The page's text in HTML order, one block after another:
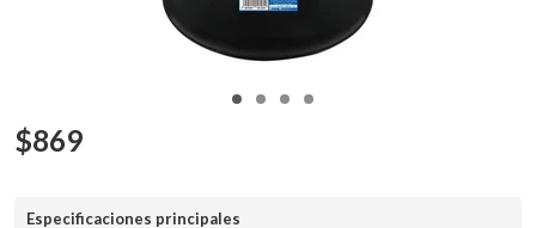
$869
Especificaciones principales